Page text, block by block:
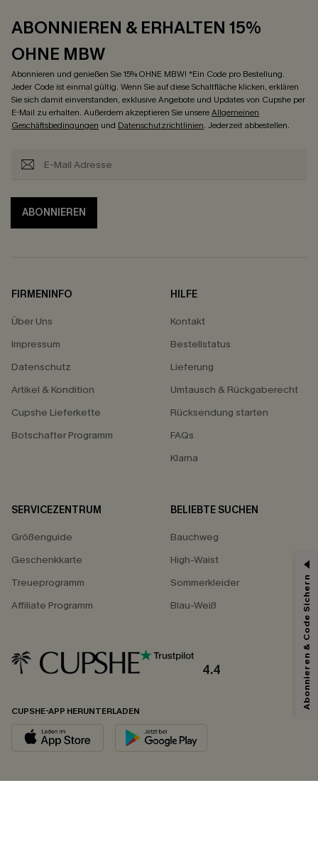
ABONNIEREN & ERHALTEN 15%
OHNE MBW
Abonnieren und genießen Sie 15% OHNE MBW! *Ein Code pro Bestellung.
Jeder Code ist einmal gültig. Wenn Sie auf diese Schaltfläche klicken, erklären
Sie sich damit einverstanden, exklusive Angebote und Updates von Cupshe per
E-Mail zu erhalten. Außerdem akzeptieren Sie unsereAllgemeinen
Geschäftsbedingungen und Datenschutzrichtlinien. Jederzeit abbestellen.
ABONNIEREN
FIRMENINFO
Über Uns
Impressum
Datenschutz
Artikel & Kondition
Cupshe Lieferkette
Botschafter Programm
HILFE
Kontakt
Bestellstatus
Lieferung
Umtausch & Rückgaberecht
Rücksendung starten
FAQs
Klarna
SERVICEZENTRUM
Größenguide
Geschenkkarte
Treueprogramm
Affiliate Programm
BELIEBTE SUCHEN
Bauchweg
High-Waist
Sommerkleider
Blau-Weiß
4.4
CUPSHE-APP HERUNTERLADEN
Abonnieren & Code Sichern